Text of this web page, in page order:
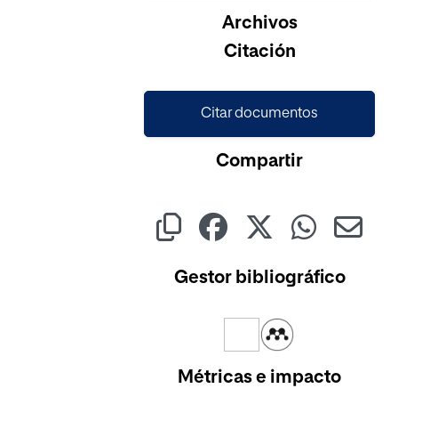
Cargando...
Archivos
Citación
Citar documentos
Compartir
Gestor bibliográfico
Métricas e impacto